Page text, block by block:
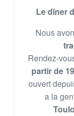
Le dîner
Nous
Rendez-
partir de
ouvert
a la